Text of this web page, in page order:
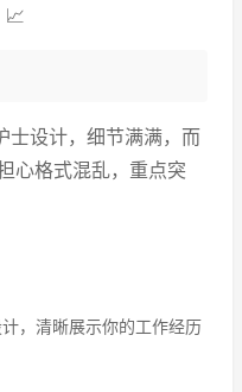
士设计，细节满满，而
心格式混乱，重点突
，清晰展示你的工作经历